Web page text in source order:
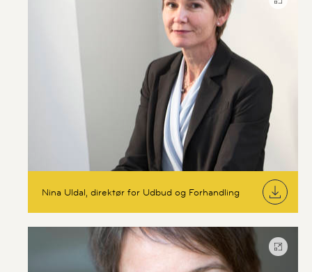
Nina Uldal, direktør for Udbud og Forhandling